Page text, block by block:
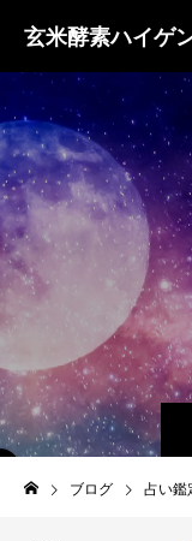
玄米酵素ハイゲ
ブログ 占い鑑